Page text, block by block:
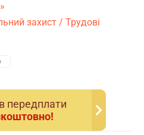
захист / Трудові
передплати